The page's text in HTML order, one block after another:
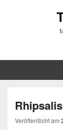
Veröffentlicht am